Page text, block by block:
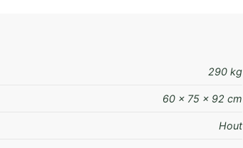
290 kg
60 × 75 × 92 cm
Hout